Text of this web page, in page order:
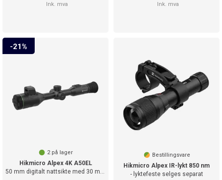
Ink. mva Ink. mva
21%
2på lager
Hikmicro Alpex 4K A50EL
50 mm digitalt nattsikte med 30 mm rør
Bestillingsvare
Hikmicro Alpex IR-lykt 850 nm
- lyktefeste selges separat